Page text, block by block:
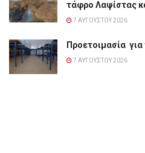
τάφρο Λαψίστας
7 ΑΥΓΟΎΣΤΟΥ 2026
Προετοιμασία για
7 ΑΥΓΟΎΣΤΟΥ 2026